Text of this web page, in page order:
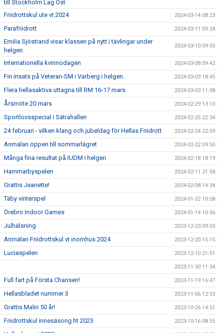
till Stockholm Lag Öst
Friidrottskul ute vt 2024 2024-03-14 08:23
Parafriidrott 2024-03-11 09:24
Emilia Sjöstrand visar klassen på nytt i tävlingar under
helgen
2024-03-10 09:55
Internationella kvinnodagen 2024-03-08 09:42
Fin insats på Veteran-SM i Varberg i helgen. 2024-03-03 18:45
Flera hellasaktiva uttagna till RM 16-17 mars 2024-03-03 11:08
Årsmöte 20 mars 2024-02-29 13:10
Sportlovsspecial i Sätrahallen 2024-02-25 22:34
24 februari - vilken klang och jubeldag för Hellas Friidrott 2024-02-24 22:09
Anmälan öppen till sommarlägret 2024-02-22 09:50
Många fina resultat på IUDM i helgen 2024-02-18 18:19
Hammarbyspelen 2024-02-11 21:58
Grattis Jeanette! 2024-02-08 14:34
Täby vinterspel 2024-01-22 10:08
Örebro Indoor Games 2024-01-14 10:56
Julhälsning 2023-12-23 09:03
Anmälan Friidrottskul vt inomhus 2024 2023-12-20 15:15
Luciaspelen 2023-12-10 21:51
2023-11-30 11:34
Full fart på Första Chansen! 2023-11-19 16:47
Hellasbladet nummer 3 2023-11-06 12:53
Grattis Malin 50 år! 2023-10-26 14:51
Friidrottskul innesäsong ht 2023 2023-10-16 08:55